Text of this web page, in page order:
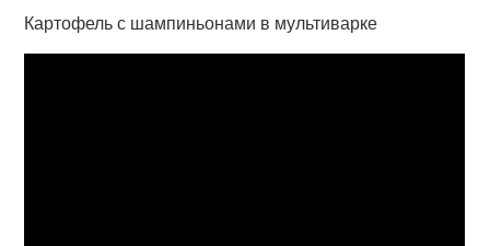
Картофель с шампиньонами в мультиварке